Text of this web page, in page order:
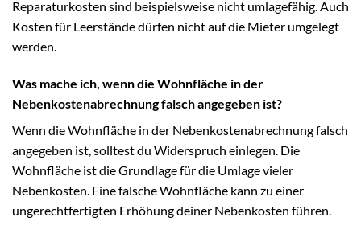
Reparaturkosten sind beispielsweise nicht umlagefähig. Auch
Kosten für Leerstände dürfen nicht auf die Mieter umgelegt
werden.
Was mache ich, wenn die Wohnfläche in der
Nebenkostenabrechnung falsch angegeben ist?
Wenn die Wohnfläche in der Nebenkostenabrechnung falsch
angegeben ist, solltest du Widerspruch einlegen. Die
Wohnfläche ist die Grundlage für die Umlage vieler
Nebenkosten. Eine falsche Wohnfläche kann zu einer
ungerechtfertigten Erhöhung deiner Nebenkosten führen.